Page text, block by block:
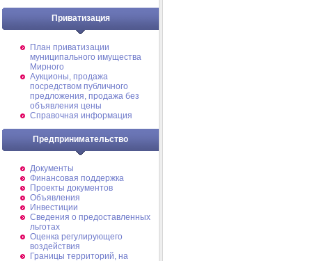
Приватизация
План приватизации
муниципального имущества
Мирного
Аукционы, продажа
посредством публичного
предложения, продажа без
объявления цены
Справочная информация
Предпринимательство
Документы
Финансовая поддержка
Проекты документов
Объявления
Инвестиции
Сведения о предоставленных
льготах
Оценка регулирующего
воздействия
Границы территорий, на